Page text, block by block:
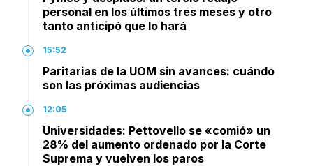
personal en los últimos tres meses y otro
tanto anticipó que lo hará
15:52
Paritarias de la UOM sin avances: cuándo
son las próximas audiencias
12:05
Universidades: Pettovello se «comió» un
28% del aumento ordenado por la Corte
Suprema y vuelven los paros